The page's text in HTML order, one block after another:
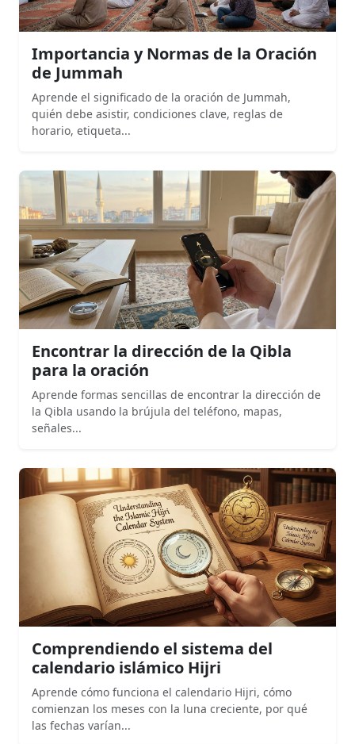
Importancia y Normas de la Oración
de Jummah
Aprende el significado de la oración de Jummah,
quién debe asistir, condiciones clave, reglas de
horario, etiqueta...
Encontrar la dirección de la Qibla
para la oración
Aprende formas sencillas de encontrar la dirección de
la Qibla usando la brújula del teléfono, mapas,
señales...
Comprendiendo el sistema del
calendario islámico Hijri
Aprende cómo funciona el calendario Hijri, cómo
comienzan los meses con la luna creciente, por qué
las fechas varían...